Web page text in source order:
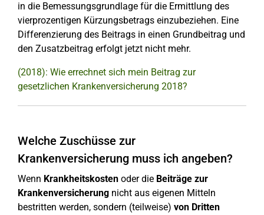
in die Bemessungsgrundlage für die Ermittlung des
vierprozentigen Kürzungsbetrags einzubeziehen. Eine
Differenzierung des Beitrags in einen Grundbeitrag und
den Zusatzbeitrag erfolgt jetzt nicht mehr.
(2018): Wie errechnet sich mein Beitrag zur
gesetzlichen Krankenversicherung 2018?
Welche Zuschüsse zur
Krankenversicherung muss ich angeben?
Wenn Krankheitskosten oder die Beiträge zur
Krankenversicherung nicht aus eigenen Mitteln
bestritten werden, sondern (teilweise) von Dritten